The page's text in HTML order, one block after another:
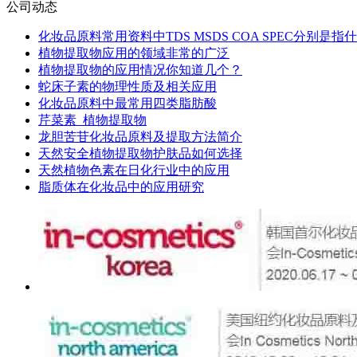
公司动态
化妆品原料常用资料中TDS MSDS COA SPEC分别是指
植物提取物应用的领域非常的广泛
植物提取物的应用情况你知道几个？
蛇床子素的物理性质及相关应用
化妆品原料中最常用四类脂肪酸
芹菜素_植物提取物
龙胆苦苷化妆品原料及提取方法简介
天然安全植物提取物护肤品如何选择
天然植物色素在日化行业中的应用
脂质体在化妆品中的应用研究